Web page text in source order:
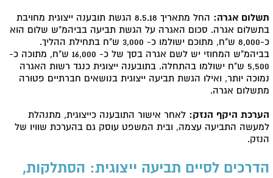
תשלום אגרה:
החל מתאריך 8.5.18 הגשת תובענה ייצוגית מחויבת
בתשלום אגרה. סכום האגרה על הגשת תביעה בביהמ"ש שלום הוא
כ-8,000 ש"ח, מתוכם ישולמו כ- 3,000 ש"ח בתחילת ההליך.
בביהמ"ש המחוזי יש לשם אגרה בסך של כ- 16,000 ש"ח, מתוכה כ-
5,500 ש"ח ישולמו בהתחלה. בתובענה ייצוגית כנגד רשות האגרה
נמוכה יותר, ואילו הגשת תביעה ייצוגית בנושאים חברתיים פטורה
מתשלום אגרה.
הערכת היקף הנזק: לאחר אישור התובענה כייצוגית, מתנהלת
למעשה התביעה עצמה, ובית המשפט עוסק גם בהערכת שוויו של
הנזק.
הדרכים לסיים תביעה ייצוגית: הסתלקות,